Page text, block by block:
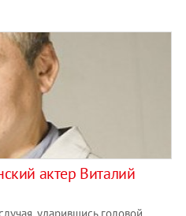
актер Виталий
ударившись головой